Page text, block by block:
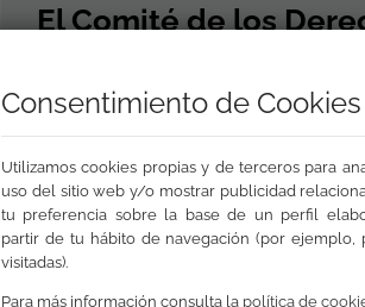
El Comité de los
reconoce el impacto
y la exclusión social
Observaciones finales
09 de Febrero de 2026
Consentimiento de Cookies
Utilizamos cookies propias y de terceros para
uso del sitio web y/o mostrar publicidad
tu preferencia sobre la base de un perfil
partir de tu hábito de navegación (por ejemplo,
visitadas).
Para más información consulta la política de